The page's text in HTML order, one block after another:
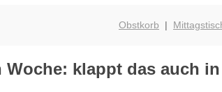
Obstkorb |
Woche: klappt das auch